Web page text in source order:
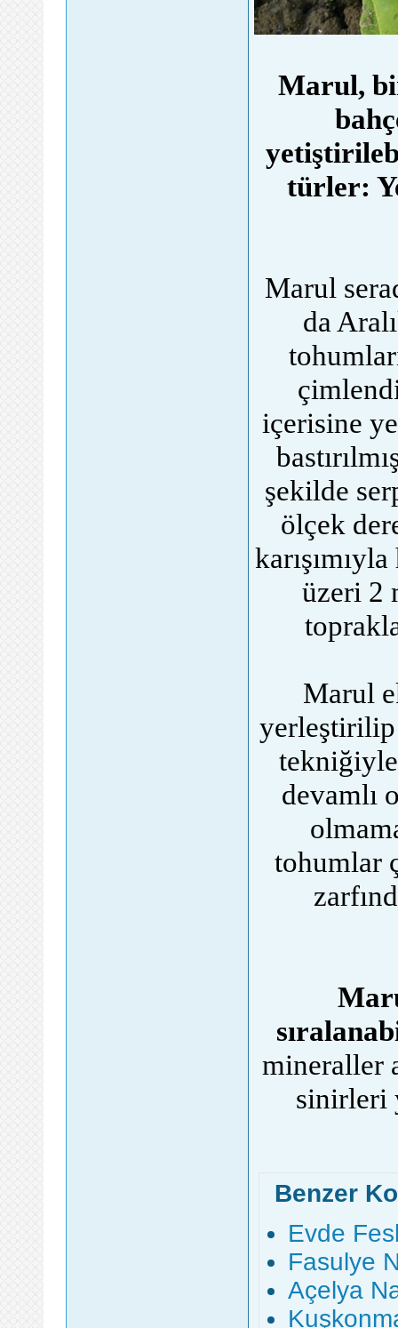
Marul,
türler:
Marul
da
içerisine
şekilde
ölçek
üzeri 2
Marul
yerleştirilip
tekniğiyle
devamlı
tohumlar
mineraller
sinirleri
Benzer
Evde
Fasulye
Açelya